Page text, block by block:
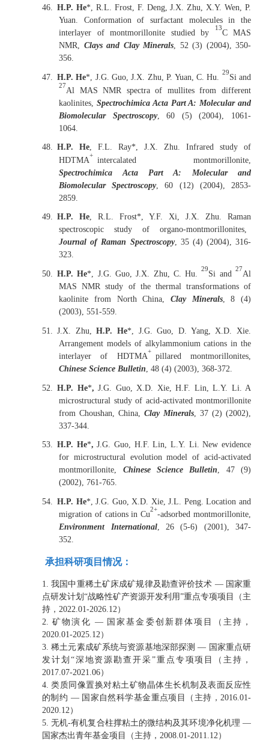
46. H.P. He*, R.L. Frost, F. Deng, J.X. Zhu, X.Y. Wen, P.
Yuan. Conformation of surfactant molecules in the
interlayer of montmorillonite studied by
13
C MAS
NMR, Clays and Clay Minerals, 52 (3) (2004), 350-
356.
47. H.P. He*, J.G. Guo, J.X. Zhu, P. Yuan, C. Hu.
29
Si and
27
Al MAS NMR spectra of mullites from different
kaolinites, Spectrochimica Acta Part A: Molecular and
Biomolecular Spectroscopy, 60 (5) (2004), 1061-
1064.
48. H.P. He, F.L. Ray*, J.X. Zhu. Infrared study of
HDTMA
+
intercalated montmorillonite,
Spectrochimica Acta Part A: Molecular and
Biomolecular Spectroscopy, 60 (12) (2004), 2853-
2859.
49. H.P. He, R.L. Frost*, Y.F. Xi, J.X. Zhu. Raman
spectroscopic study of organo-montmorillonites,
Journal of Raman Spectroscopy, 35 (4) (2004), 316-
323.
50. H.P. He*, J.G. Guo, J.X. Zhu, C. Hu.
29
Si and
27
Al
MAS NMR study of the thermal transformations of
kaolinite from North China, Clay Minerals, 8 (4)
(2003), 551-559.
51. J.X. Zhu,H.P. He*, J.G. Guo, D. Yang, X.D. Xie.
Arrangement models of alkylammonium cations in the
interlayer of HDTMA
+
pillared montmorillonites,
Chinese Science Bulletin, 48 (4) (2003), 368-372.
52. H.P. He*, J.G. Guo, X.D. Xie, H.F. Lin, L.Y. Li. A
microstructural study of acid-activated montmorillonite
from Choushan, China,Clay Minerals , 37 (2) (2002),
337-344.
53. H.P. He*,J.G. Guo, H.F. Lin, L.Y. Li. New evidence
for microstructural evolution model of acid-activated
montmorillonite, Chinese Science Bulletin, 47 (9)
(2002), 761-765.
54. H.P. He*, J.G. Guo, X.D. Xie, J.L. Peng. Location and
migration of cations in Cu
2+
-adsorbed montmorillonite,
Environment International, 26 (5-6) (2001), 347-
352.
承担科研项目情况：
1. 我国中重稀土矿床成矿规律及勘查评价技术 — 国家重
点研发计划“战略性矿产资源开发利用”重点专项项目（主
持，2022.01-2026.12）
2. 矿物演化 — 国家基金委创新群体项目（主持，
2020.01-2025.12）
3. 稀土元素成矿系统与资源基地深部探测 — 国家重点研
发计划“深地资源勘查开采”重点专项项目（主持，
2017.07-2021.06）
4. 类质同像置换对粘土矿物晶体生长机制及表面反应性
的制约 — 国家自然科学基金重点项目（主持，2016.01-
2020.12）
5. 无机-有机复合柱撑粘土的微结构及其环境净化机理 —
国家杰出青年基金项目（主持，2008.01-2011.12）